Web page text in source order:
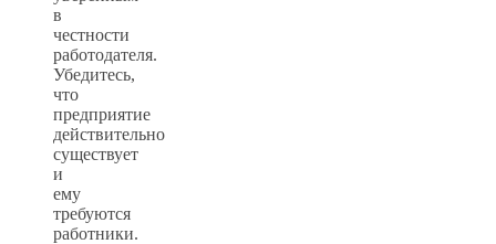
в
честности
работодателя.
Убедитесь,
что
предприятие
действительно
существует
и
ему
требуются
работники.